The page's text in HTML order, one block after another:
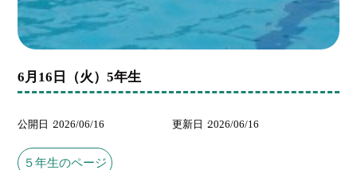
6月16日（火）5年生
公開日 2026/06/16 更新日 2026/06/16
５年生のページ